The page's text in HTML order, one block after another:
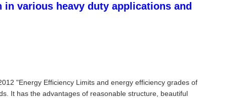
various heavy duty applications and
"Energy Efficiency Limits and energy efficiency grades of
It has the advantages of reasonable structure, beautiful